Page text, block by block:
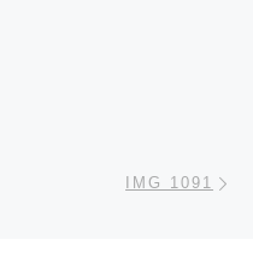
IMG 1091